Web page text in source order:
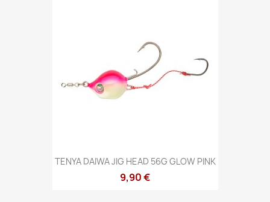
TENYA DAIWA JIG HEAD 56G GLOW PINK
9,90 €